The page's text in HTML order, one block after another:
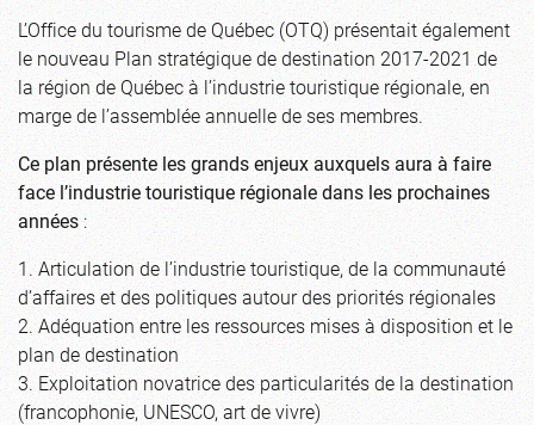
L’Office du tourisme de Québec (OTQ) présentait également
le nouveau Plan stratégique de destination 2017-2021 de
la région de Québec à l’industrie touristique régionale, en
marge de l’assemblée annuelle de ses membres.
Ce plan présente les grands enjeux auxquels aura à faire
face l’industrie touristique régionale dans les prochaines
années:
1. Articulation de l’industrie touristique, de la communauté
d’affaires et des politiques autour des priorités régionales
2. Adéquation entre les ressources mises à disposition et le
plan de destination
3. Exploitation novatrice des particularités de la destination
(francophonie, UNESCO, art de vivre)